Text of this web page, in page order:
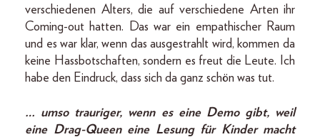
verschiedenen Alters, die auf verschiedene Arten ihr
Coming-out hatten. Das war ein empathischer Raum
und es war klar, wenn das ausgestrahlt wird, kommen da
keine Hassbotschaften, sondern es freut die Leute. Ich
habe den Eindruck, dass sich da ganz schön was tut.
… umso trauriger, wenn es eine Demo gibt, weil
eine Drag-Queen eine Lesung für Kinder macht